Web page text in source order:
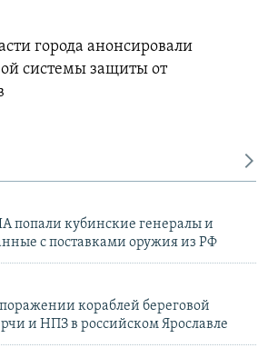
города анонсировали
системы защиты от
попали кубинские генералы и
с поставками оружия из РФ
кораблей береговой
и НПЗ в российском Ярославле